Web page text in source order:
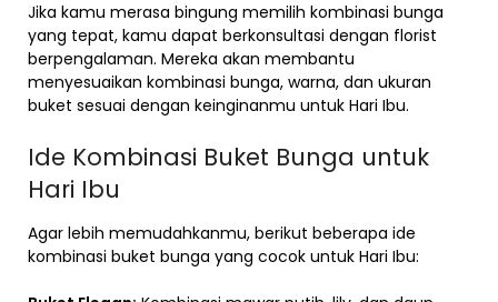
Jika kamu merasa bingung memilih kombinasi bunga
yang tepat, kamu dapat berkonsultasi dengan florist
berpengalaman. Mereka akan membantu
menyesuaikan kombinasi bunga, warna, dan ukuran
buket sesuai dengan keinginanmu untuk Hari Ibu.
Ide Kombinasi Buket Bunga untuk
Hari Ibu
Agar lebih memudahkanmu, berikut beberapa ide
kombinasi buket bunga yang cocok untuk Hari Ibu: